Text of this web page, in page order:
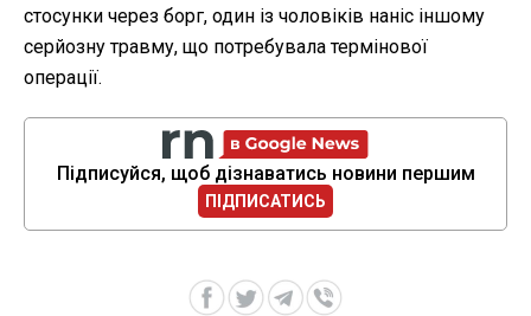
стосунки через борг, один із чоловіків наніс іншому
серйозну травму, що потребувала термінової
операції.
Підписуйся, щоб дізнаватись новини першим
ПІДПИСАТИСЬ